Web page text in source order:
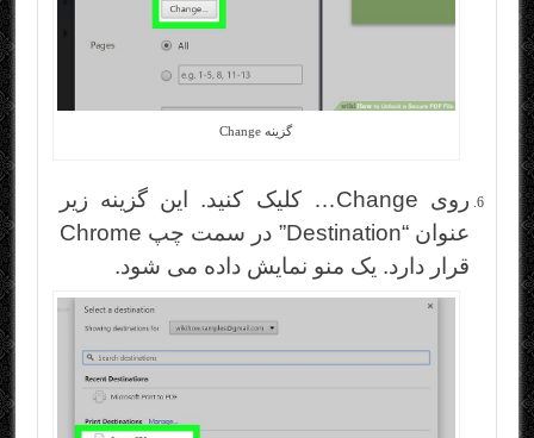
گزینه Change
روی Change… کلیک کنید. این گزینه زیر
عنوان “Destination” در سمت چپ Chrome
قرار دارد. یک منو نمایش داده می شود.